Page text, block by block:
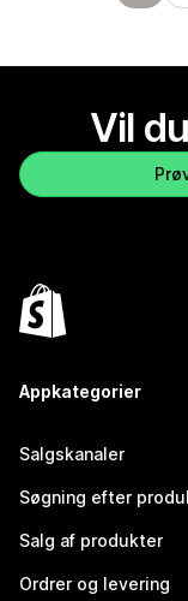
Vil
Appkategorier
Salgskanaler
Søgning efter
Salg af produkter
Ordrer og levering